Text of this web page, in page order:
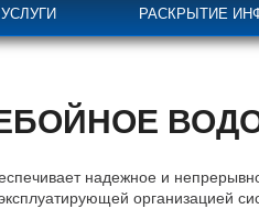
УСЛУГИ РАСКРЫТИЕ
надежное и
организацией